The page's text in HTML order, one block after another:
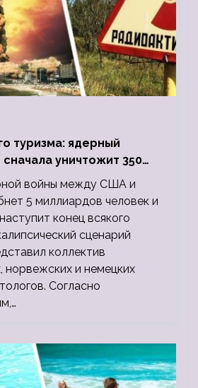
туризма: ядерный
сначала уничтожит 350
потом 5 миллиардов
войны между США и
5 миллиардов человек и
конец всякого
сценарий
коллектив
норвежских и немецких
Согласно